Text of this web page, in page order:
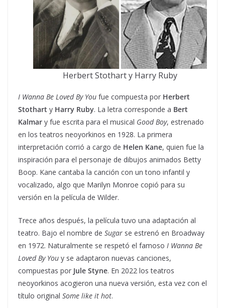
Herbert Stothart y Harry Ruby
I Wanna Be Loved By You fue compuesta por Herbert
Stothart y Harry Ruby. La letra corresponde a Bert
Kalmar y fue escrita para el musical Good Boy, estrenado
en los teatros neoyorkinos en 1928. La primera
interpretación corrió a cargo de Helen Kane, quien fue la
inspiración para el personaje de dibujos animados Betty
Boop. Kane cantaba la canción con un tono infantil y
vocalizado, algo que Marilyn Monroe copió para su
versión en la película de Wilder.
Trece años después, la película tuvo una adaptación al
teatro. Bajo el nombre de Sugar se estrenó en Broadway
en 1972. Naturalmente se respetó el famoso I Wanna Be
Loved By You y se adaptaron nuevas canciones,
compuestas por Jule Styne. En 2022 los teatros
neoyorkinos acogieron una nueva versión, esta vez con el
título original Some like it hot.